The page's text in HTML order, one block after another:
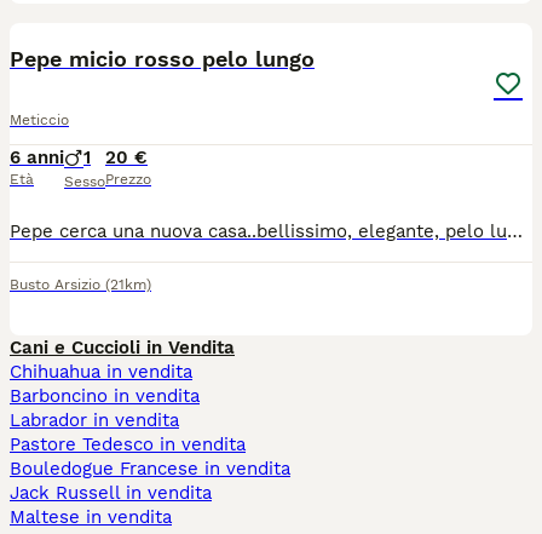
Pepe micio rosso pelo lungo
Meticcio
6 anni
Età
1
Sesso
20 €
Prezzo
Pepe cerca una nuova casa..bellissimo, elegante, pelo lungo rosso, è davvero un meraviglioso felino. Timido inizialmente ma coccoloso poi, è micio ideale per momenti di relax e gioia che ti donerà senza nulla chiedere in cambio, se non coccole e buon cibo. Necessita di essere spazzolato pertanto se hai sempre voluto fare la/il parrucchiera/e sceglilo come compagno di vita. Avrai grandi soddisfazioni.. Ha 6 anni, castrato e vaccinato. Per info msg whatsapp al numero 3387507118. Verrete richiamati
Busto Arsizio (21km)
Cani e Cuccioli in Vendita
Chihuahua in vendita
Barboncino in vendita
Labrador in vendita
Pastore Tedesco in vendita
Bouledogue Francese in vendita
Jack Russell in vendita
Maltese in vendita